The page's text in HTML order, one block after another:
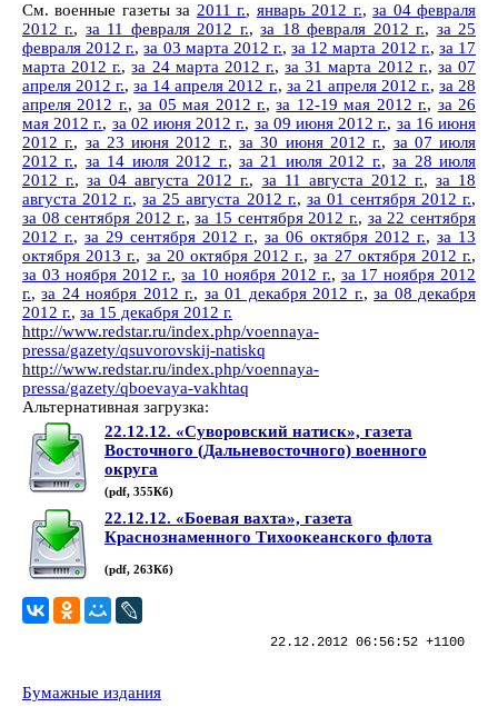
См. военные газеты за 2011 г., январь 2012 г.,за 04 февраля
2012 г., за 11 февраля 2012 г.,за 18 февраля 2012 г., за 25
февраля 2012 г.,за 03 марта 2012 г.,за 12 марта 2012 г., за 17
марта 2012 г.,за 24 марта 2012 г.,за 31 марта 2012 г., за 07
апреля 2012 г.,за 14 апреля 2012 г., за 21 апреля 2012 г., за 28
апреля 2012 г.,за 05 мая 2012 г.,за 12-19 мая 2012 г., за 26
мая 2012 г., за 02 июня 2012 г., за 09 июня 2012 г., за 16 июня
2012 г., за 23 июня 2012 г.,за 30 июня 2012 г., за 07 июля
2012 г., за 14 июля 2012 г.,за 21 июля 2012 г.,за 28 июля
2012 г.,за 04 августа 2012 г., за 11 августа 2012 г., за 18
августа 2012 г.,за 25 августа 2012 г., за 01 сентября 2012 г.,
за 08 сентября 2012 г.,за 15 сентября 2012 г., за 22 сентября
2012 г., за 29 сентября 2012 г., за 06 октября 2012 г., за 13
октября 2013 г., за 20 октября 2012 г.,за 27 октября 2012 г.,
за 03 ноября 2012 г.,за 10 ноября 2012 г., за 17 ноября 2012
г.,за 24 ноября 2012 г., за 01 декабря 2012 г.,за 08 декабря
2012 г., за 15 декабря 2012 г.
http://www.redstar.ru/index.php/voennaya-
pressa/gazety/qsuvorovskij-natiskq
http://www.redstar.ru/index.php/voennaya-
pressa/gazety/qboevaya-vakhtaq
Альтернативная загрузка:
22.12.12. «Суворовский натиск», газета
Восточного (Дальневосточного) военного
округа
(pdf, 355Кб)
22.12.12. «Боевая вахта», газета
Краснознаменного Тихоокеанского флота
(pdf, 263Кб)
22.12.2012 06:56:52 +1100
Бумажные издания